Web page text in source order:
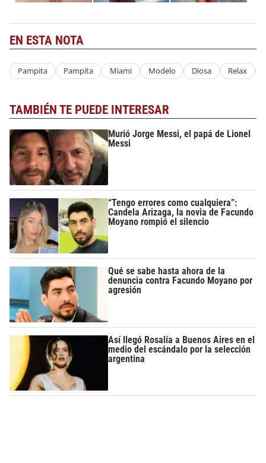
EN ESTA NOTA
Pampita Pampita Miami Modelo Diosa Relax
TAMBIÉN TE PUEDE INTERESAR
Murió Jorge Messi, el papá de Lionel
Messi
“Tengo errores como cualquiera”:
Candela Arizaga, la novia de Facundo
Moyano rompió el silencio
Qué se sabe hasta ahora de la
denuncia contra Facundo Moyano por
agresión
Así llegó Rosalía a Buenos Aires en el
medio del escándalo por la selección
argentina